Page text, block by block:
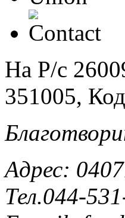
На Р/c
351005,
Адрес:
Тел.044-